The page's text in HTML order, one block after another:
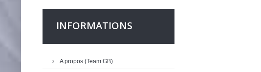
INFORMATIONS
A propos (Team GB)